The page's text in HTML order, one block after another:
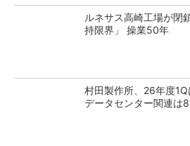
ルネサス高崎工場が閉
持限界」 操業50年
村田製作所、26年度
データセンター関連は